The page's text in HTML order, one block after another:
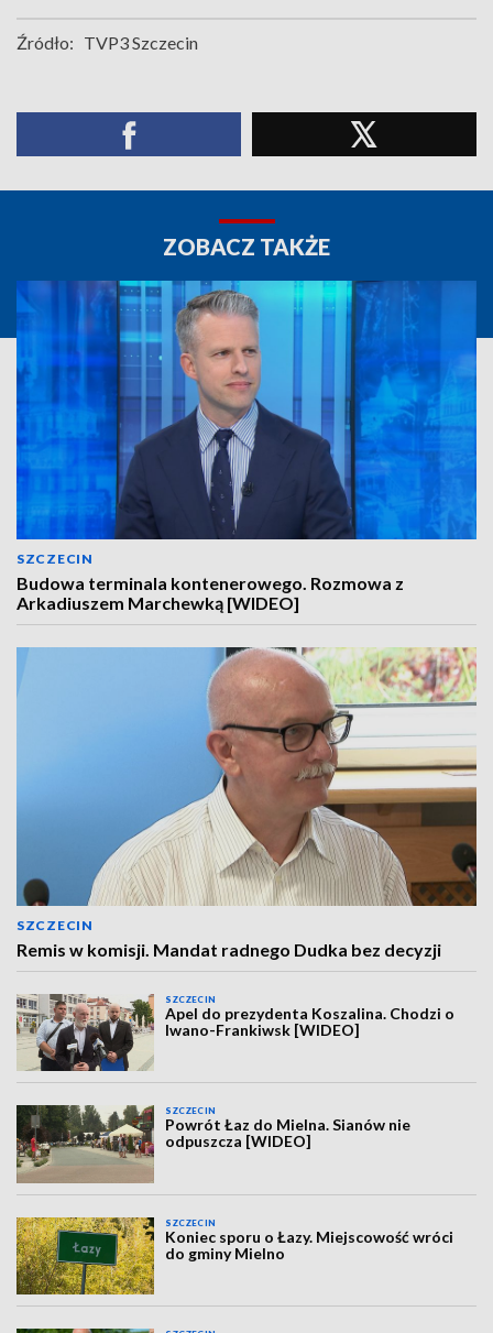
Źródło: TVP3 Szczecin
ZOBACZ TAKŻE
SZCZECIN
Budowa terminala kontenerowego. Rozmowa z
Arkadiuszem Marchewką [WIDEO]
SZCZECIN
Remis w komisji. Mandat radnego Dudka bez decyzji
SZCZECIN
Apel do prezydenta Koszalina. Chodzi o
Iwano-Frankiwsk [WIDEO]
SZCZECIN
Powrót Łaz do Mielna. Sianów nie
odpuszcza [WIDEO]
SZCZECIN
Koniec sporu o Łazy. Miejscowość wróci
do gminy Mielno